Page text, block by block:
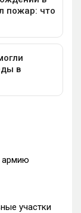
армию
участки